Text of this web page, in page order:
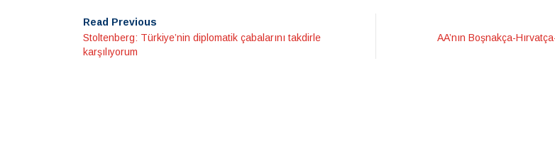
Read Previous
Stoltenberg: Türkiye’nin diplomatik çabalarını takdirle
karşılıyorum
AA’nın Boşnakça-